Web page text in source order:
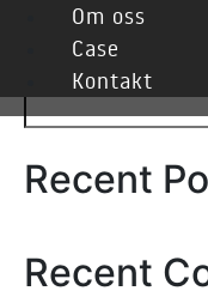
Om oss
Case
Kontakt
noway_light_italic-
Recent
Recent